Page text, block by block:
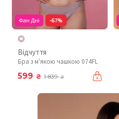
Фан Дні -67%
Відчуття
Бра з м'якою чашкою 074FL
599 ₴ 1 839₴